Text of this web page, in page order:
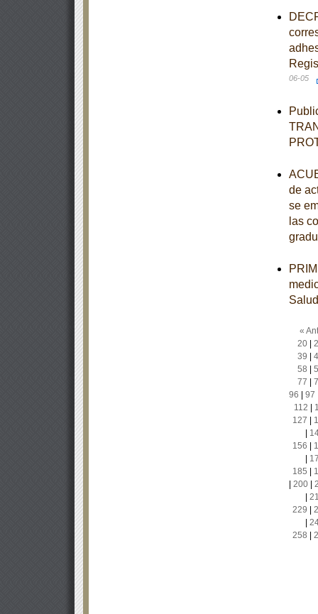
06-05
de
se
las
«
20|
39
58
77
96
97
112
127
156
185
200|
229
258